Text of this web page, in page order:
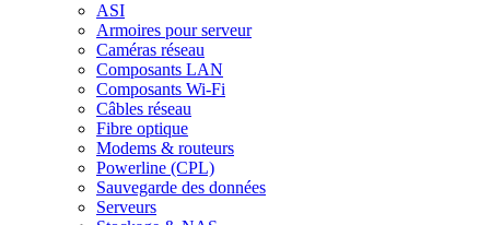
ASI
Armoires pour serveur
Caméras réseau
Composants LAN
Composants Wi-Fi
Câbles réseau
Fibre optique
Modems & routeurs
Powerline (CPL)
Sauvegarde des données
Serveurs